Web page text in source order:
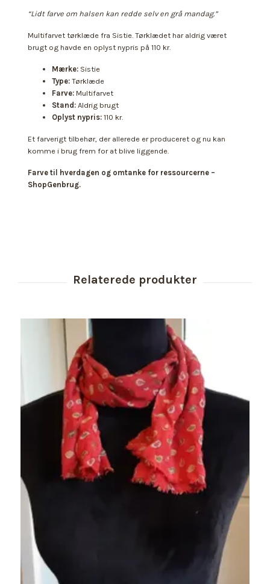
“Lidt farve om halsen kan redde selv en grå mandag.”
Multifarvet tørklæde fra Sistie. Tørklædet har aldrig været
brugt og havde en oplyst nypris på 110 kr.
Mærke: Sistie
Type: Tørklæde
Farve: Multifarvet
Stand: Aldrig brugt
Oplyst nypris: 110 kr.
Et farverigt tilbehør, der allerede er produceret og nu kan
komme i brug frem for at blive liggende.
Farve til hverdagen og omtanke for ressourcerne –
ShopGenbrug.